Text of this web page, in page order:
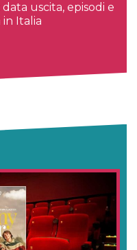
uscita, episodi e
Italia